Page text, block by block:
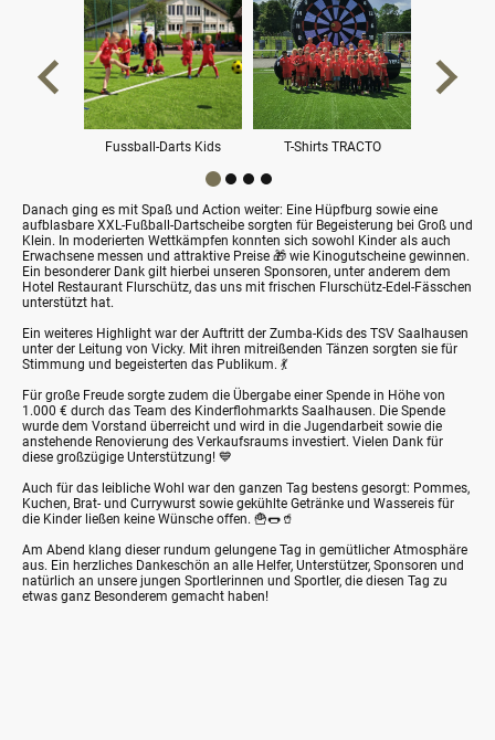
Fussball-Darts Kids T-Shirts TRACTO
Danach ging es mit Spaß und Action weiter: Eine Hüpfburg sowie eine
aufblasbare XXL-Fußball-Dartscheibe sorgten für Begeisterung bei Groß und
Klein. In moderierten Wettkämpfen konnten sich sowohl Kinder als auch
Erwachsene messen und attraktive Preise 🎁 wie Kinogutscheine gewinnen.
Ein besonderer Dank gilt hierbei unseren Sponsoren, unter anderem dem
Hotel Restaurant Flurschütz, das uns mit frischen Flurschütz-Edel-Fässchen
unterstützt hat.
Ein weiteres Highlight war der Auftritt der Zumba-Kids des TSV Saalhausen
unter der Leitung von Vicky. Mit ihren mitreißenden Tänzen sorgten sie für
Stimmung und begeisterten das Publikum. 💃
Für große Freude sorgte zudem die Übergabe einer Spende in Höhe von
1.000 € durch das Team des Kinderflohmarkts Saalhausen. Die Spende
wurde dem Vorstand überreicht und wird in die Jugendarbeit sowie die
anstehende Renovierung des Verkaufsraums investiert. Vielen Dank für
diese großzügige Unterstützung! 💙
Auch für das leibliche Wohl war den ganzen Tag bestens gesorgt: Pommes,
Kuchen, Brat- und Currywurst sowie gekühlte Getränke und Wassereis für
die Kinder ließen keine Wünsche offen. 🍟🌭🥤
Am Abend klang dieser rundum gelungene Tag in gemütlicher Atmosphäre
aus. Ein herzliches Dankeschön an alle Helfer, Unterstützer, Sponsoren und
natürlich an unsere jungen Sportlerinnen und Sportler, die diesen Tag zu
etwas ganz Besonderem gemacht haben!